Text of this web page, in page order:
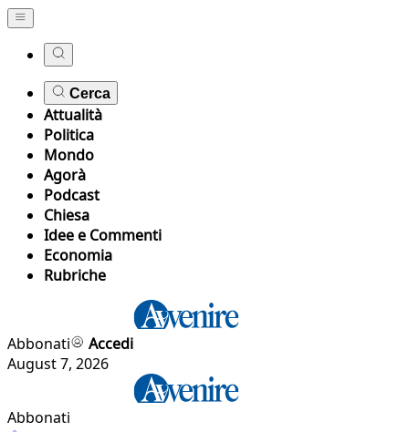
Cerca
Attualità
Politica
Mondo
Agorà
Podcast
Chiesa
Idee e Commenti
Economia
Rubriche
Abbonati
Accedi
August 7, 2026
Abbonati